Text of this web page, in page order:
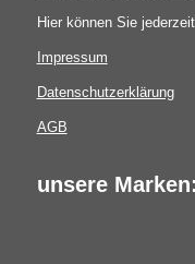
Hier können Sie
Impressum
Datenschutzerklärung
AGB
unsere Marken: